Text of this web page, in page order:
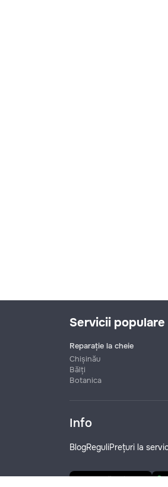
Servicii populare
Reparație la cheie
Chișinău
Bălți
Botanica
Info
BlogReguliPrețuri la